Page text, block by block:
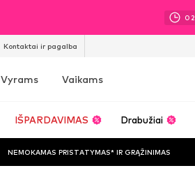
02
Kontaktai ir pagalba
Vyrams Vaikams
IŠPARDAVIMAS Drabužiai
NEMOKAMAS PRISTATYMAS* IR GRĄŽINIMAS